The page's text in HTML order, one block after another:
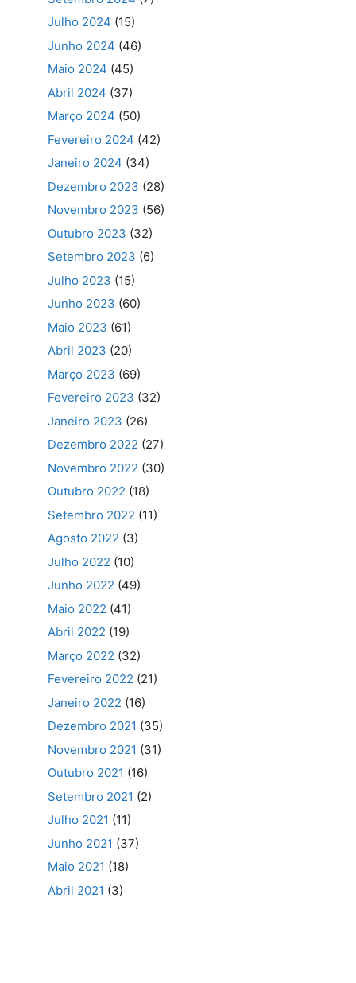
Julho 2024 (15)
Junho 2024 (46)
Maio 2024 (45)
Abril 2024 (37)
Março 2024 (50)
Fevereiro 2024 (42)
Janeiro 2024 (34)
Dezembro 2023 (28)
Novembro 2023 (56)
Outubro 2023 (32)
Setembro 2023 (6)
Julho 2023 (15)
Junho 2023 (60)
Maio 2023 (61)
Abril 2023 (20)
Março 2023 (69)
Fevereiro 2023 (32)
Janeiro 2023 (26)
Dezembro 2022 (27)
Novembro 2022 (30)
Outubro 2022 (18)
Setembro 2022 (11)
Agosto 2022 (3)
Julho 2022 (10)
Junho 2022 (49)
Maio 2022 (41)
Abril 2022 (19)
Março 2022 (32)
Fevereiro 2022 (21)
Janeiro 2022 (16)
Dezembro 2021 (35)
Novembro 2021 (31)
Outubro 2021 (16)
Setembro 2021 (2)
Julho 2021 (11)
Junho 2021 (37)
Maio 2021 (18)
Abril 2021 (3)